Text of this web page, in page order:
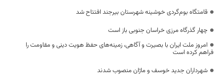
قامتگاه بوم‌گردی خوشینه شهرستان بیرجند افتتاح شد
چهار گذرگاه مرزی خراسان جنوبی باز است
امروز ملت ایران با بصیرت و آگاهی، زمینه‌های حفظ هویت دینی و مقاومت را
فراهم کرده است
شهرداران جدید خوسف و ماژان منصوب شدند